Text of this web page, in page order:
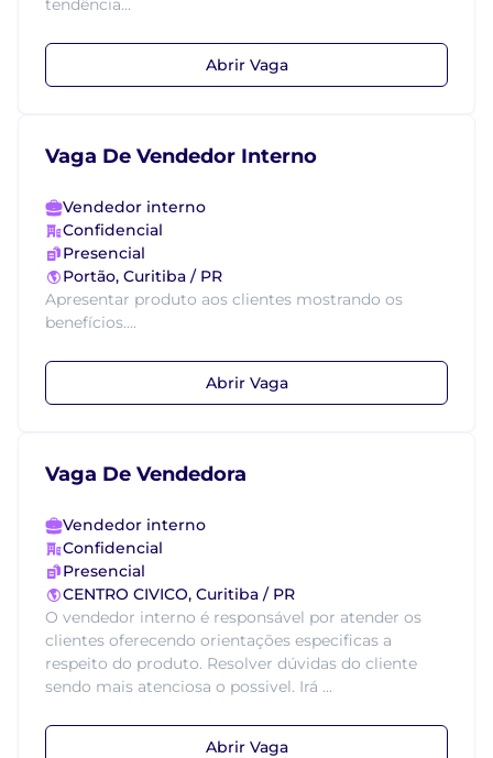
tendência...
Abrir Vaga
Vaga De Vendedor Interno
Vendedor interno
Confidencial
Presencial
Portão, Curitiba / PR
Apresentar produto aos clientes mostrando os
benefícios....
Abrir Vaga
Vaga De Vendedora
Vendedor interno
Confidencial
Presencial
CENTRO CIVICO, Curitiba / PR
O vendedor interno é responsável por atender os
clientes oferecendo orientações especificas a
respeito do produto. Resolver dúvidas do cliente
sendo mais atenciosa o possivel. Irá ...
Abrir Vaga